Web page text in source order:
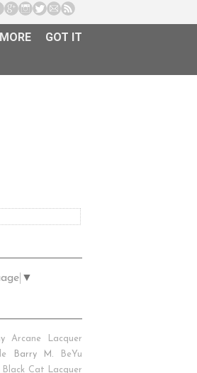
▼
Arcane Lacquer
Barry M.
BeYu
Black Cat Lacquer
GOT IT